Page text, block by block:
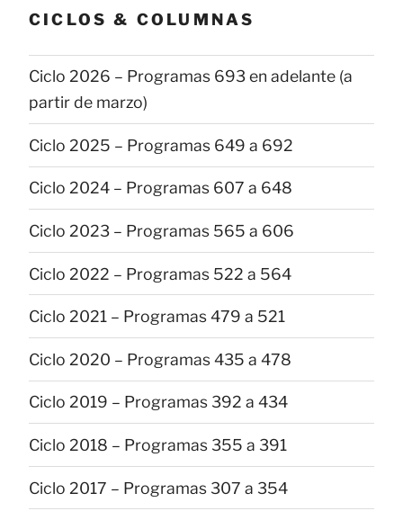
CICLOS & COLUMNAS
Ciclo 2026 – Programas 693 en adelante (a
partir de marzo)
Ciclo 2025 – Programas 649 a 692
Ciclo 2024 – Programas 607 a 648
Ciclo 2023 – Programas 565 a 606
Ciclo 2022 – Programas 522 a 564
Ciclo 2021 – Programas 479 a 521
Ciclo 2020 – Programas 435 a 478
Ciclo 2019 – Programas 392 a 434
Ciclo 2018 – Programas 355 a 391
Ciclo 2017 – Programas 307 a 354